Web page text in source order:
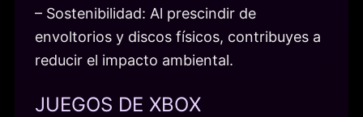
– Sostenibilidad: Al prescindir de
envoltorios y discos físicos, contribuyes a
reducir el impacto ambiental.
JUEGOS DE XBOX